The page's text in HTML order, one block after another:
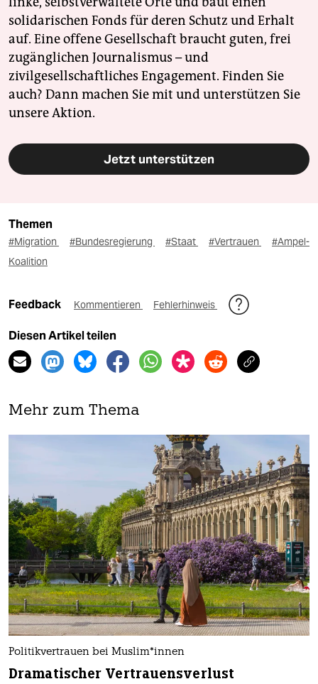
solidarischen Fonds für deren Schutz und Erhalt
auf. Eine offene Gesellschaft braucht guten, frei
zugänglichen Journalismus – und
zivilgesellschaftliches Engagement. Finden Sie
auch? Dann machen Sie mit und unterstützen Sie
unsere Aktion.
Jetzt unterstützen
Themen
#Migration #Bundesregierung #Staat #Vertrauen
#Ampel-
Koalition
Feedback Kommentieren Fehlerhinweis
Diesen Artikel teilen
Mehr zum Thema
Politikvertrauen bei Mus­li­m*in­nen
Dramatischer Vertrauensverlust